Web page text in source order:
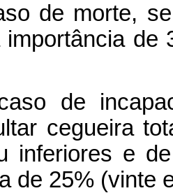
de morte,
importância
de
cegueira
inferiores e
de 25% (vinte